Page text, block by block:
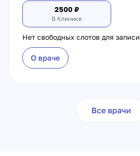
2500 ₽
В Клинике
Нет свободных слотов для записи
О враче
Все врачи